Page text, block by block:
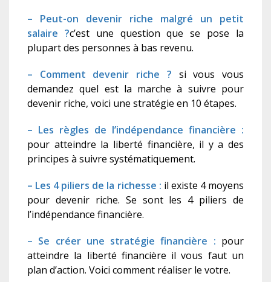
– Peut-on devenir riche malgré un petit
salaire ?c’est une question que se pose la
plupart des personnes à bas revenu.
– Comment devenir riche ? si vous vous
demandez quel est la marche à suivre pour
devenir riche, voici une stratégie en 10 étapes.
– Les règles de l’indépendance financière :
pour atteindre la liberté financière, il y a des
principes à suivre systématiquement.
– Les 4 piliers de la richesse : il existe 4 moyens
pour devenir riche. Se sont les 4 piliers de
l’indépendance financière.
– Se créer une stratégie financière : pour
atteindre la liberté financière il vous faut un
plan d’action. Voici comment réaliser le votre.